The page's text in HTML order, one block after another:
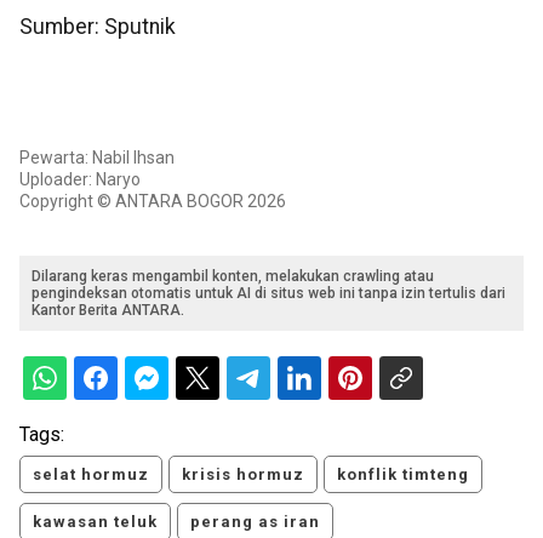
Sumber: Sputnik
Pewarta: Nabil Ihsan
Uploader: Naryo
Copyright © ANTARA BOGOR 2026
Dilarang keras mengambil konten, melakukan crawling atau
pengindeksan otomatis untuk AI di situs web ini tanpa izin tertulis dari
Kantor Berita ANTARA.
Tags:
selat hormuz krisis hormuz konflik timteng
kawasan teluk perang as iran